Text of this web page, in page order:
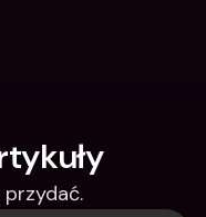
przydać.